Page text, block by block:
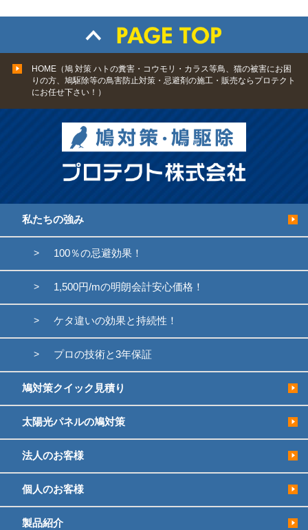
HOME（鳩 対策 ハトの糞害・コウモリ・カラス等鳥、猫の被害にお困
りの方、鳩駆除等の鳥害防止対策・忌避剤の施工・販売ならプロテクト
にお任せ下さい！）
私たちの強み
100％の忌避効果！
1,500円/mの明朗会計安心価格！
ケタ違いの効果と持続性！
プロの技術と3年保証
鳩対策クイック見積り
太陽光パネルの鳩対策
法人のお客様
個人のお客様
製品紹介